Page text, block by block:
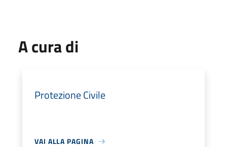
A cura di
Protezione Civile
VAI ALLA PAGINA